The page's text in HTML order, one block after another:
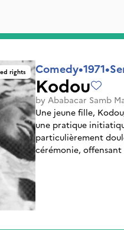
rights Comedy•1971•
Kodou
by Ababacar Samb
Une jeune fille,
une pratique
particulièrement
cérémonie,
séculaires du village.
montrant
enfants, ce qui
nuit. Désemparée, sa